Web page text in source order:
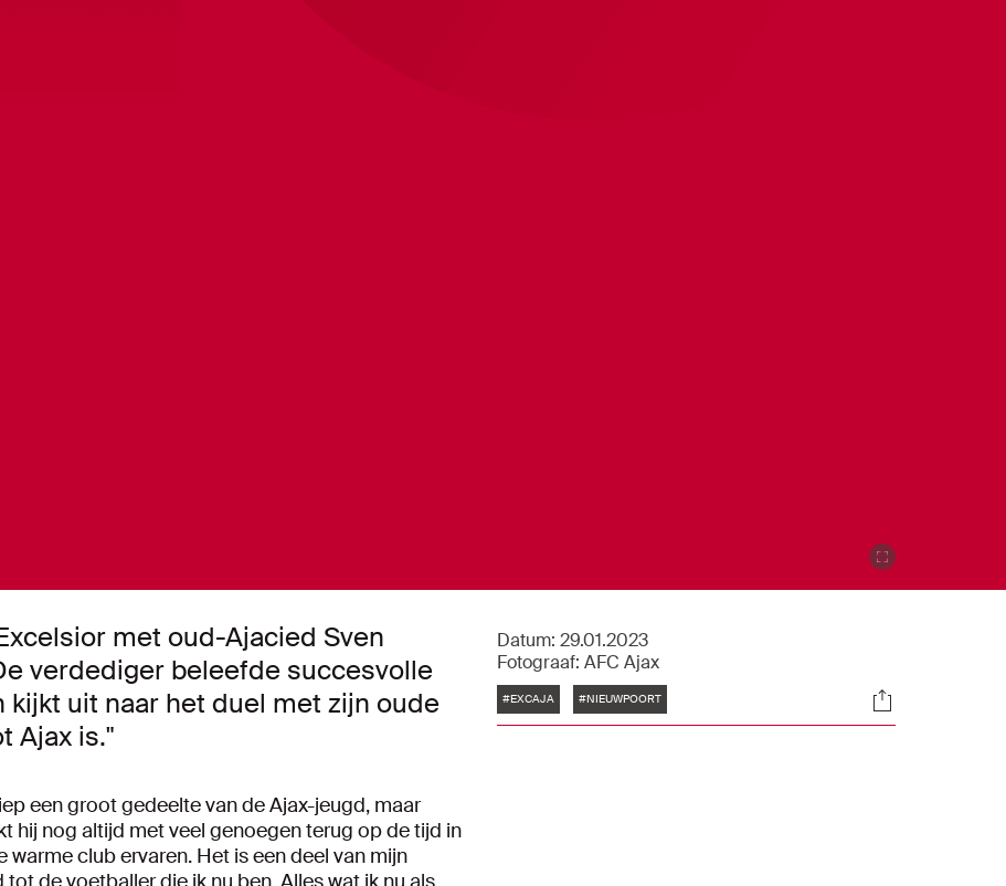
met oud-Ajacied Sven
verdediger beleefde succesvolle
uit naar het duel met zijn oude
Ajax is."
Datum: 29.01.2023
Fotograaf: AFC Ajax
Tags
#EXCAJA #NIEUWPOORT Socials
een groot gedeelte van de Ajax-jeugd, maar
hij nog altijd met veel genoegen terug op de tijd in
club ervaren. Het is een deel van mijn